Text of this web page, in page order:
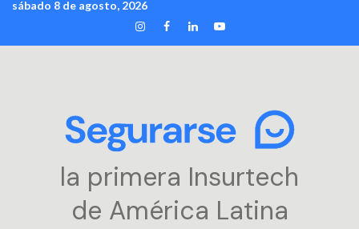
Skip
content
sábado 8 de agosto, 2026
INSTAGRAM
FACEBOOK
LINKEDIN
YOUTUBE
la primera Insurtech
de América Latina